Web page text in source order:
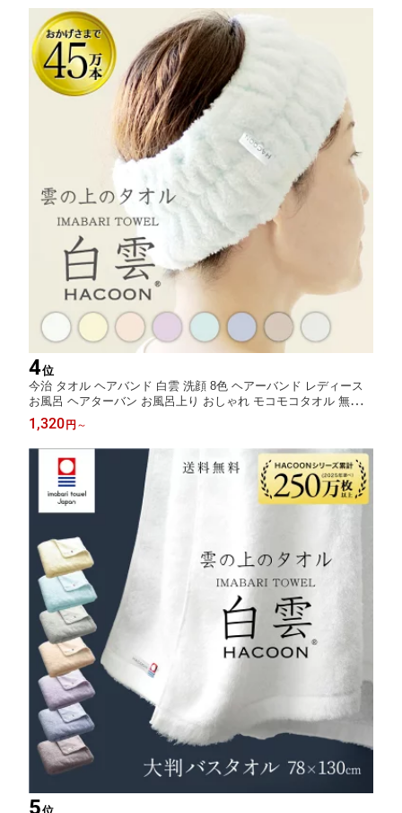
4位
今治 タオル ヘアバンド 白雲 洗顔 8色 ヘアーバンド レディース
お風呂 ヘアターバン お風呂上り おしゃれ モコモコタオル 無撚糸
日本製 髪用 髪 かわいい タオル地 吸水 タオル ヘアドライ タオル
ドライ 速乾 Hacoon Hair Band 今治 ギフト
1,320 円 ～
5